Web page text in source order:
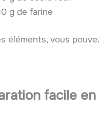
g de farine
éléments, vous
facile